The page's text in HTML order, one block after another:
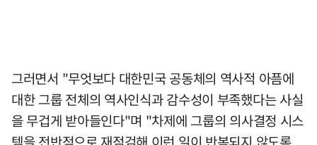
그러면서 "무엇보다 대한민국 공동체의 역사적 아픔에
대한 그룹 전체의 역사인식과 감수성이 부족했다는 사실
을 무겁게 받아들인다"며 "차제에 그룹의 의사결정 시스